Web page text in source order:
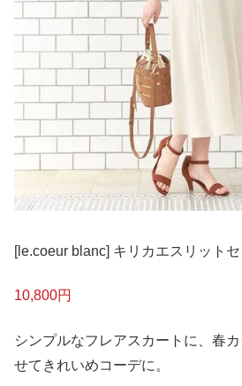
[le.coeur blanc] キリカエスリット
10,800円
シンプルなフレアスカートに、春
せてきれいめコーデに。